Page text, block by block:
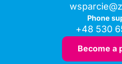
Phone
+48 530
Become a